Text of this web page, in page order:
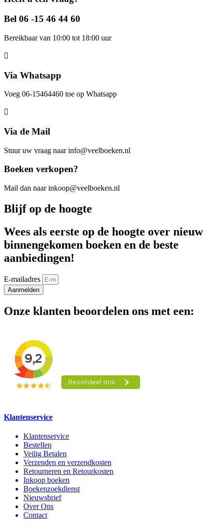
Bel 06 -15 46 44 60
Bereikbaar van 10:00 tot 18:00 uur
Via Whatsapp
Voeg 06-15464460 toe op Whatsapp
Via de Mail
Stuur uw vraag naar info@veelboeken.nl
Boeken verkopen?
Mail dan naar inkoop@veelboeken.nl
Blijf op de hoogte
Wees als eerste op de hoogte over nieuw
binnengekomen boeken en de beste
aanbiedingen!
E-mailadres
Aanmelden
Onze klanten beoordelen ons met een:
Klantenservice
Klantenservice
Bestellen
Veilig Betalen
Verzenden en verzendkosten
Retourneren en Retourkosten
Inkoop boeken
Boekenzoekdienst
Nieuwsbrief
Over Ons
Contact